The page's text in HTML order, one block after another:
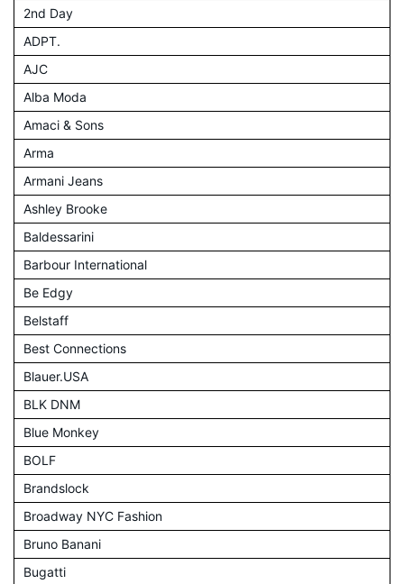
2nd Day
ADPT.
AJC
Alba Moda
Amaci & Sons
Arma
Armani Jeans
Ashley Brooke
Baldessarini
Barbour International
Be Edgy
Belstaff
Best Connections
Blauer.USA
BLK DNM
Blue Monkey
BOLF
Brandslock
Broadway NYC Fashion
Bruno Banani
Bugatti